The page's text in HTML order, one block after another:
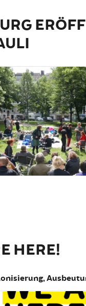
Stadt Hamburg
HERE!